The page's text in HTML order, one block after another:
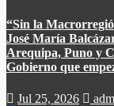
“Sin la
José María
Arequipa, Puno y
Gobierno que
Jul 25, 2026